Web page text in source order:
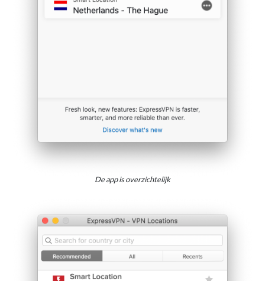
De app is overzichtelijk